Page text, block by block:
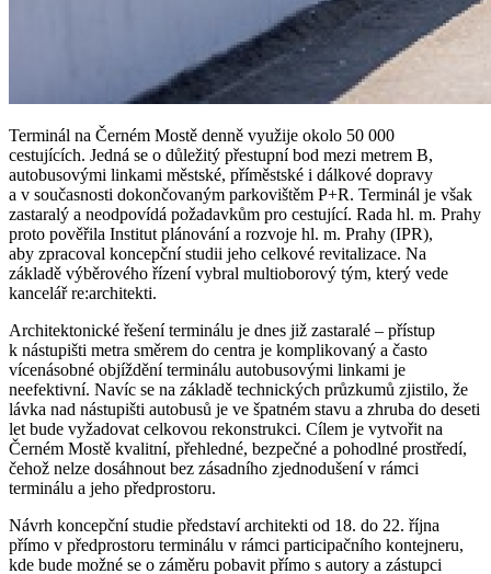
Terminál na Černém Mostě denně využije okolo 50 000
cestujících. Jedná se o důležitý přestupní bod mezi metrem B,
autobusovými linkami městské, příměstské i dálkové dopravy
a v současnosti dokončovaným parkovištěm P+R. Terminál je však
zastaralý a neodpovídá požadavkům pro cestující. Rada hl. m. Prahy
proto pověřila Institut plánování a rozvoje hl. m. Prahy (IPR),
aby zpracoval koncepční studii jeho celkové revitalizace. Na
základě výběrového řízení vybral multioborový tým, který vede
kancelář re:architekti.
Architektonické řešení terminálu je dnes již zastaralé – přístup
k nástupišti metra směrem do centra je komplikovaný a často
vícenásobné objíždění terminálu autobusovými linkami je
neefektivní. Navíc se na základě technických průzkumů zjistilo, že
lávka nad nástupišti autobusů je ve špatném stavu a zhruba do deseti
let bude vyžadovat celkovou rekonstrukci. Cílem je vytvořit na
Černém Mostě kvalitní, přehledné, bezpečné a pohodlné prostředí,
čehož nelze dosáhnout bez zásadního zjednodušení v rámci
terminálu a jeho předprostoru.
Návrh koncepční studie představí architekti od 18. do 22. října
přímo v předprostoru terminálu v rámci participačního kontejneru,
kde bude možné se o záměru pobavit přímo s autory a zástupci